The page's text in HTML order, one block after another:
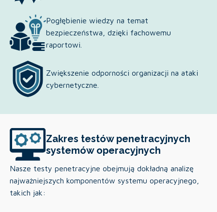
Pogłębienie wiedzy na temat
bezpieczeństwa, dzięki fachowemu
raportowi.
Zwiększenie odporności organizacji na ataki
cybernetyczne.
Zakres testów penetracyjnych
systemów operacyjnych
Nasze testy penetracyjne obejmują dokładną analizę
najważniejszych komponentów systemu operacyjnego,
takich jak: